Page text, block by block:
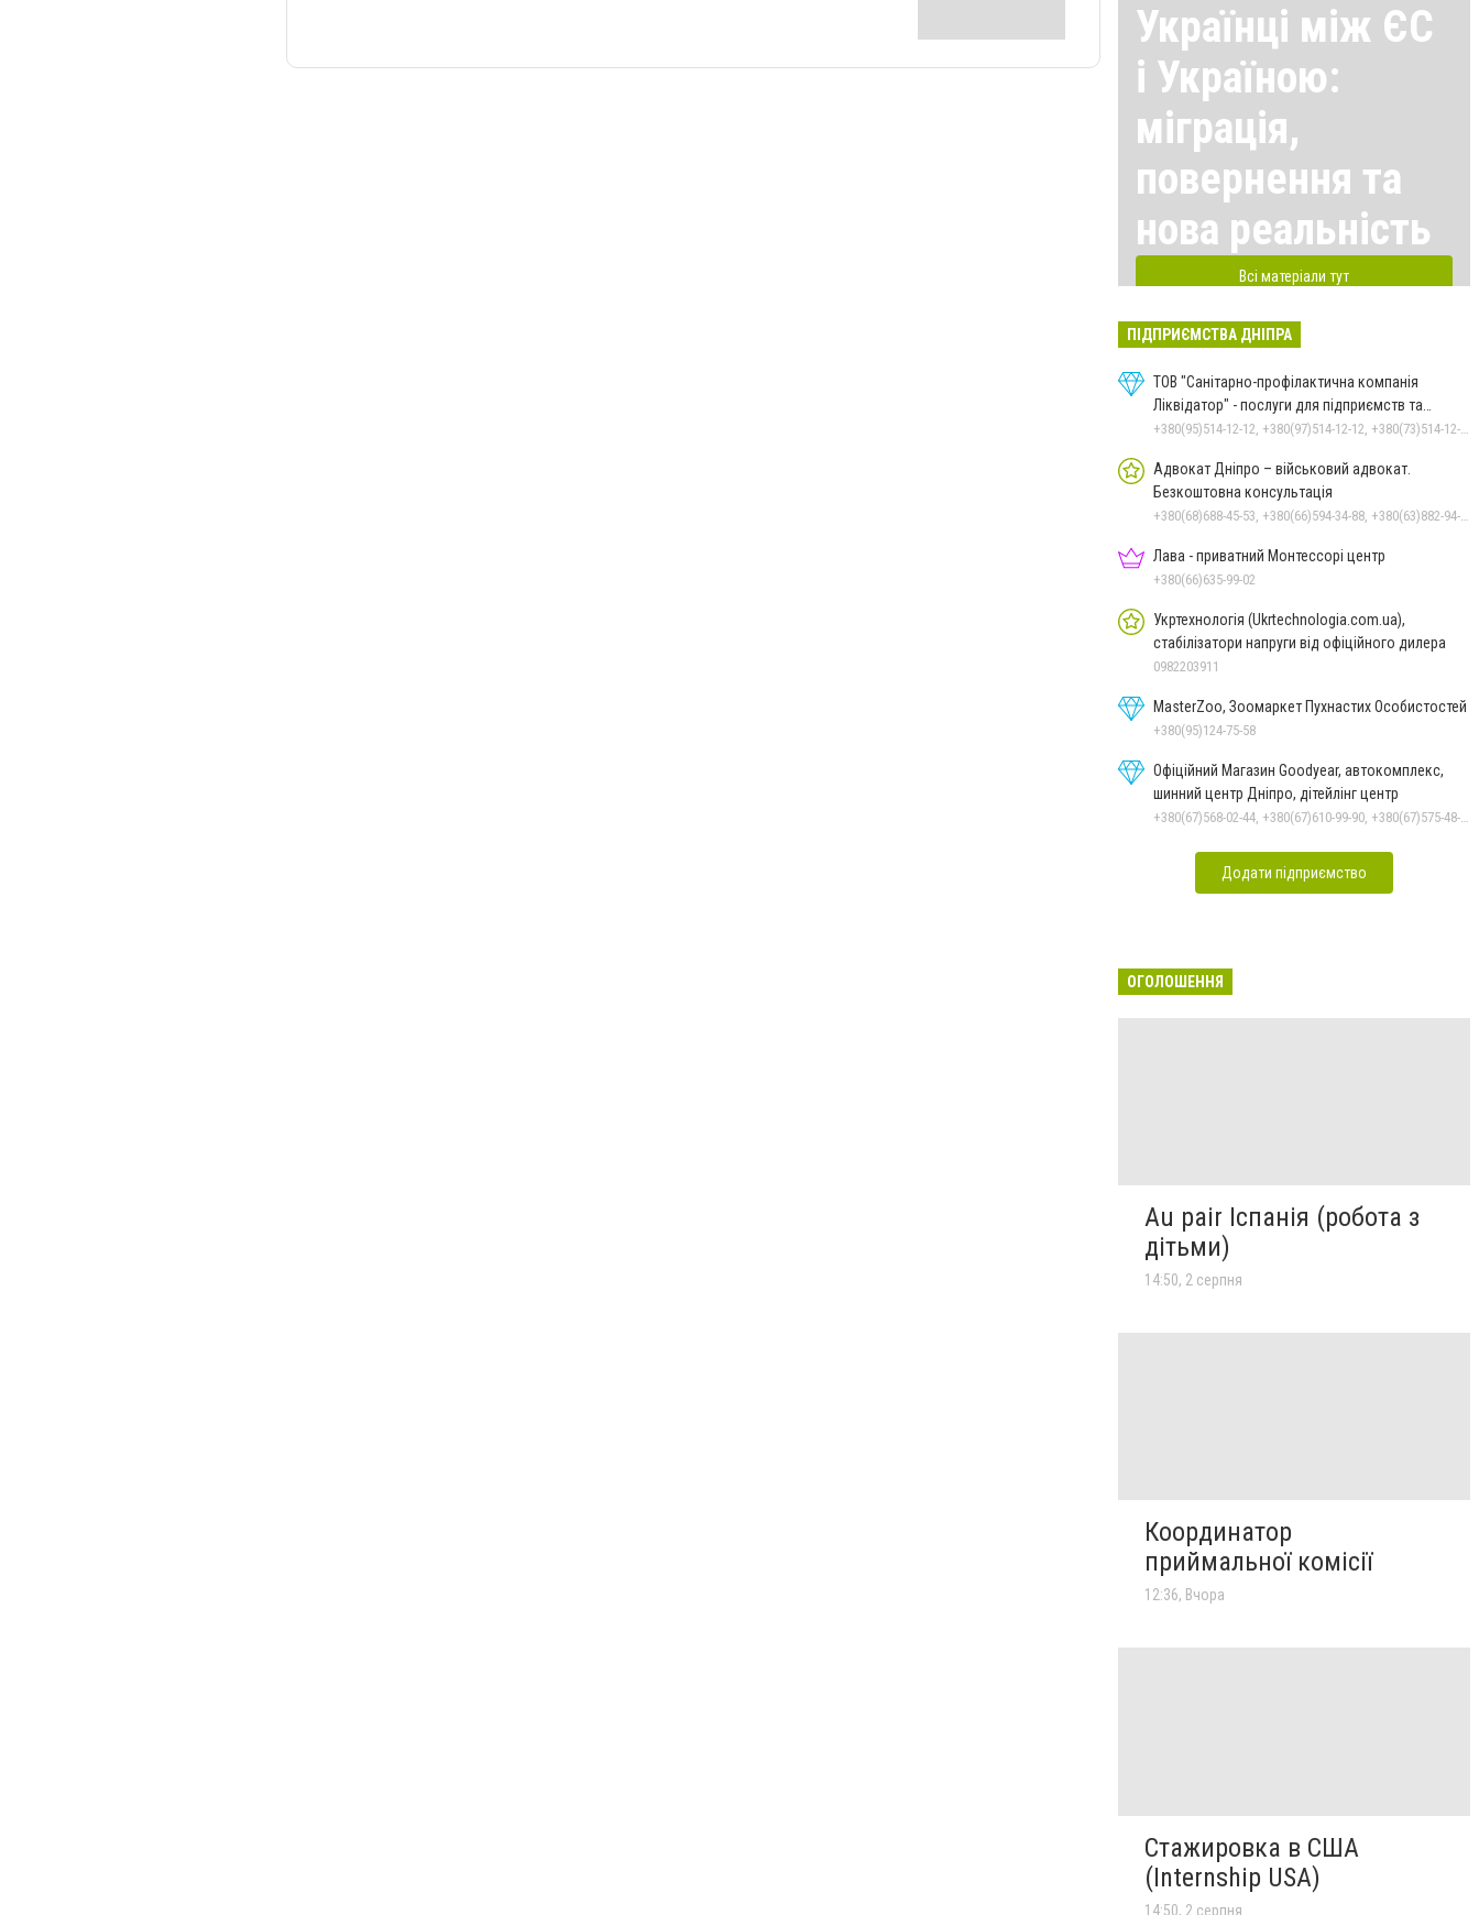
Українці між ЄС
і Україною:
міграція,
повернення та
нова реальність
Всі матеріали тут
ПІДПРИЄМСТВА ДНІПРА
ТОВ "Санітарно-профілактична компанія
Ліквідатор" - послуги для підприємств та
населення
Адвокат Дніпро – військовий адвокат.
Безкоштовна консультація
Лава - приватний Монтессорі центр
+380(66)635-99-02
Укртехнологія (Ukrtechnologia.com.ua),
стабілізатори напруги від офіційного дилера
0982203911
MasterZoo, Зоомаркет Пухнастих Особистостей
+380(95)124-75-58
Офіційний Магазин Goodyear, автокомплекс,
шинний центр Дніпро, дітейлінг центр
Додати підприємство
ОГОЛОШЕННЯ
Au pair Іспанія (робота з
дітьми)
14:50, 2 серпня
Координатор
приймальної комісії
12:36, Вчора
Стажировка в США
(Internship USA)
14:50, 2 серпня